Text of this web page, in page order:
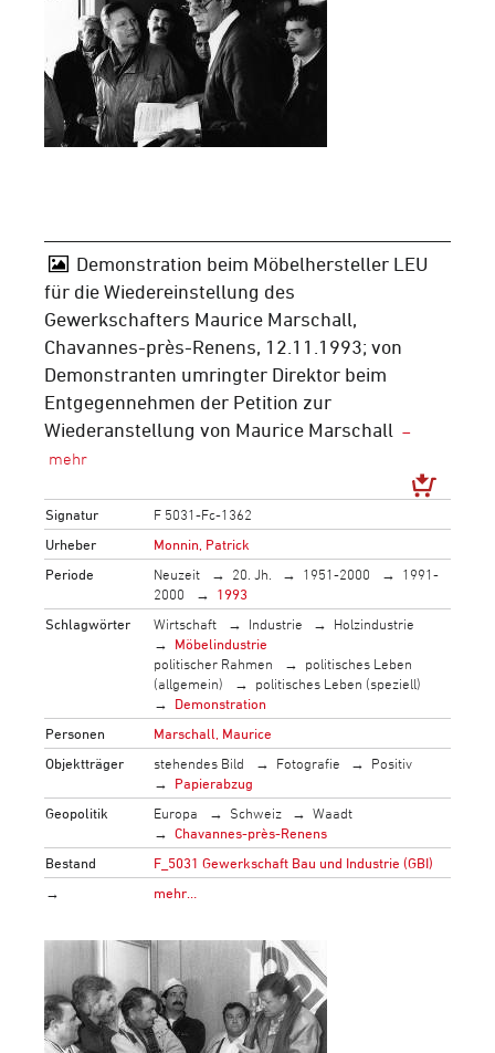
Demonstration beim Möbelhersteller LEU
für die Wiedereinstellung des
Gewerkschafters Maurice Marschall,
Chavannes-près-Renens, 12.11.1993; von
Demonstranten umringter Direktor beim
Entgegennehmen der Petition zur
Wiederanstellung von Maurice Marschall
Signatur
F 5031-Fc-1362
Urheber
Monnin, Patrick
Periode
Neuzeit 20. Jh. 1951-2000
1991-
2000
1993
Schlagwörter
Wirtschaft Industrie
Holzindustrie
Möbelindustrie
politischer Rahmen
politisches Leben
(allgemein)
politisches Leben (speziell)
Demonstration
Personen
Marschall, Maurice
Objektträger
stehendes Bild Fotografie
Positiv
Papierabzug
Geopolitik
Europa Schweiz
Waadt
Chavannes-près-Renens
Bestand
F_5031 Gewerkschaft Bau und Industrie (GBI)
→
mehr…